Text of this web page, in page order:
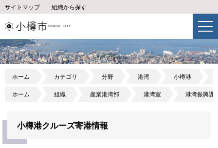
サイトマップ 組織から探す
ホーム カテゴリ 分野 港湾 小樽港
ホーム 組織 産業港湾部 港湾室 港湾振興課
小樽港クルーズ寄港情報